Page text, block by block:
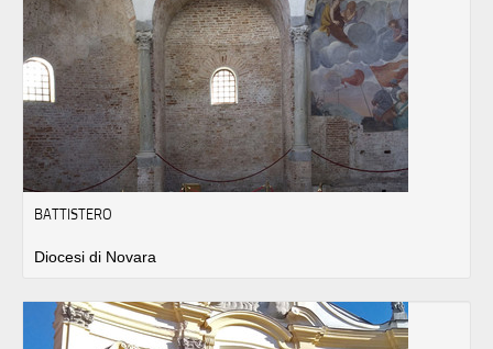
BATTISTERO
Diocesi di Novara